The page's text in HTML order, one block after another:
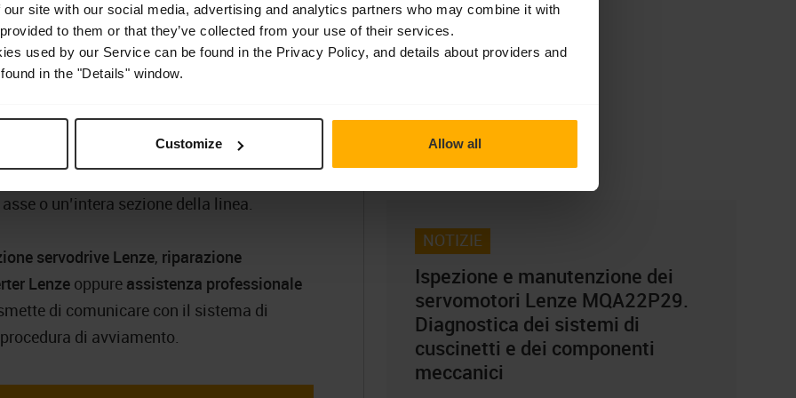
site with our social media, advertising and analytics partners who may combine it with
to them or that they’ve collected from your use of their services.
used by our Service can be found in the Privacy Policy, and details about providers and
in the "Details" window.
Customize Allow all
e sincronizzazione precisa con
per macchine modulari, in cui i
una parte delle funzioni di controllo.
di costruire sistemi di automazione
tuttavia, significa che il guasto di un
o un’intera sezione della linea.
servodrive Lenze, riparazione
Lenze oppure assistenza professionale
di comunicare con il sistema di
di avviamento.
sulla privacy
Condividi
Articoli recenti
NOTIZIE
Ispezione e manutenzione dei
servomotori Lenze MQA22P29.
Diagnostica dei sistemi di
cuscinetti e dei componenti
meccanici